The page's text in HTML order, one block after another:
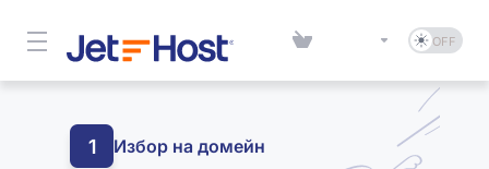
1 Избор на домейн